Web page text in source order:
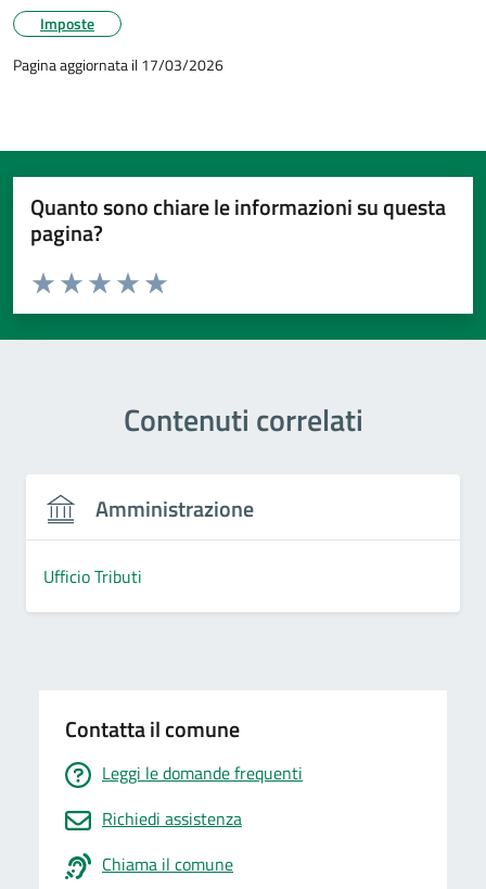
Imposte
Pagina aggiornata il 17/03/2026
Quanto sono chiare le informazioni su questa
pagina?
Valuta da 1 a 5 stelle la pagina
Valuta 5 stelle su 5
Valuta 4 stelle su 5
Valuta 3 stelle su 5
Valuta 2 stelle su 5
Valuta 1 stelle su 5
Contenuti correlati
Amministrazione
Ufficio Tributi
Contatta il comune
Leggi le domande frequenti
Richiedi assistenza
Chiama il comune